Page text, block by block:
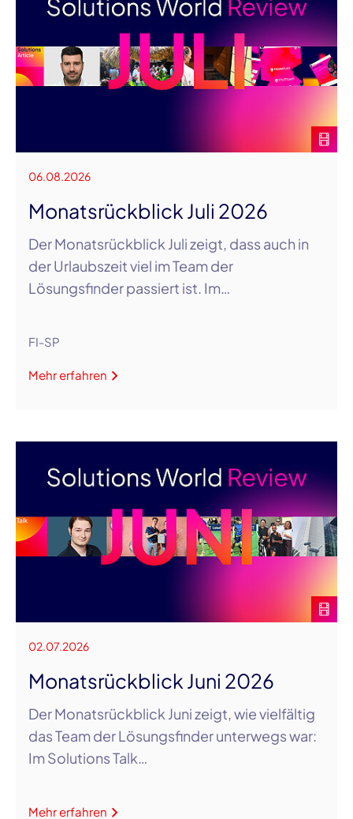
06.08.2026
Monatsrückblick Juli 2026
Der Monatsrückblick Juli zeigt, dass auch in
der Urlaubszeit viel im Team der
Lösungsfinder passiert ist. Im…
FI-SP
Mehr erfahren
02.07.2026
Monatsrückblick Juni 2026
Der Monatsrückblick Juni zeigt, wie vielfältig
das Team der Lösungsfinder unterwegs war:
Im Solutions Talk…
Mehr erfahren